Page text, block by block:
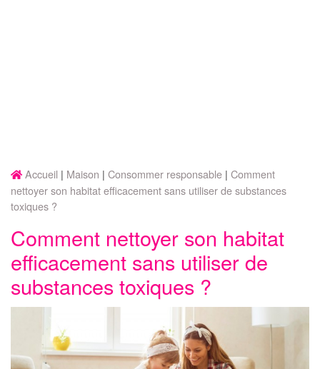
Accueil Maison Consommer responsable Comment
nettoyer son habitat efficacement sans utiliser de substances
toxiques ?
Comment nettoyer son habitat
efficacement sans utiliser de
substances toxiques ?